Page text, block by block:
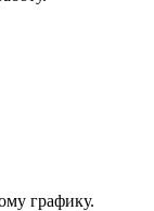
графику.